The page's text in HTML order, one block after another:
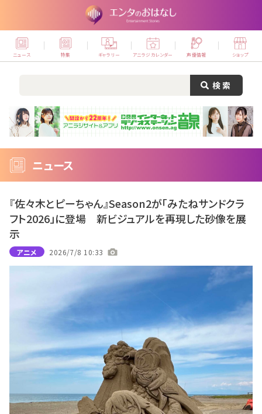
ニュース 特集 ギャラリー アニラジカレンダー 声優情報 ショップ
ニュース
『佐々木とピーちゃん』Season2が「みたねサンドクラ
フト2026」に登場 新ビジュアルを再現した砂像を展
示
アニメ 2026/7/8 10:33